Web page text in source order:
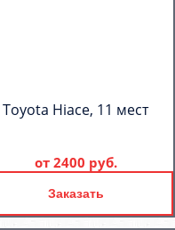
Toyota Hiace, 11 мест
от 2400 руб.
Заказать